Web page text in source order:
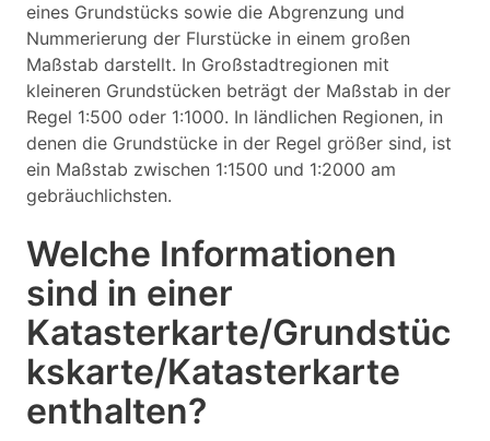
eines Grundstücks sowie die Abgrenzung und
Nummerierung der Flurstücke in einem großen
Maßstab darstellt. In Großstadtregionen mit
kleineren Grundstücken beträgt der Maßstab in der
Regel 1:500 oder 1:1000. In ländlichen Regionen, in
denen die Grundstücke in der Regel größer sind, ist
ein Maßstab zwischen 1:1500 und 1:2000 am
gebräuchlichsten.
Welche Informationen
sind in einer
Katasterkarte/Grundstüc
kskarte/Katasterkarte
enthalten?